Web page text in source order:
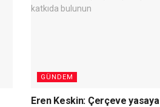
GÜNDEM
Eren Keskin: Çerçeve yasaya